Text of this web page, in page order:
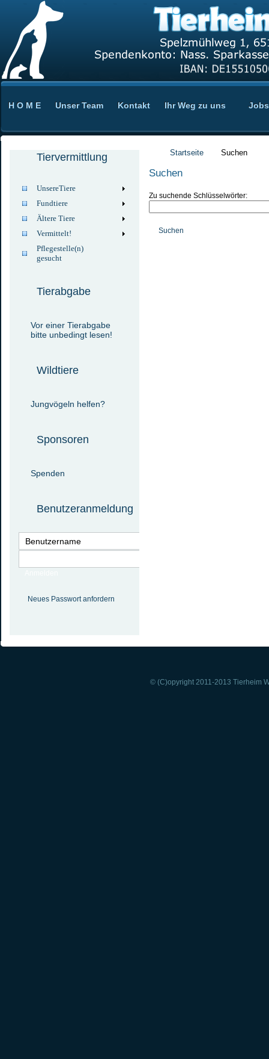
H O M E Unser Team Kontakt Ihr Weg zu uns Jobs
Startseite Suchen
Suchen
Zu suchende Schlüsselwörter:
Suchen
Tiervermittlung
UnsereTiere
Fundtiere
Ältere Tiere
Vermittelt!
Pflegestelle(n)
gesucht
Tierabgabe
Vor einer Tierabgabe
bitte unbedingt lesen!
Wildtiere
Jungvögeln helfen?
Sponsoren
Spenden
Benutzeranmeldung
Neues Passwort anfordern
© (C)opyright 2011-2013 Tierheim